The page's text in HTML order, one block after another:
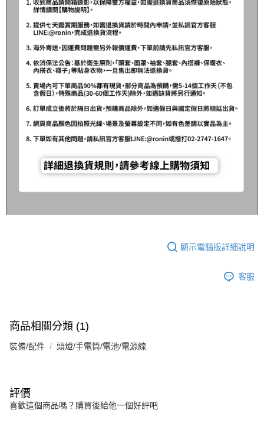
顯示電腦版詳細說明
客服
商品相關分類 (1)
裝備/配件 頭燈/手電筒/電池/電源線
評價
喜歡這個商品嗎？購買後給他一個好評吧